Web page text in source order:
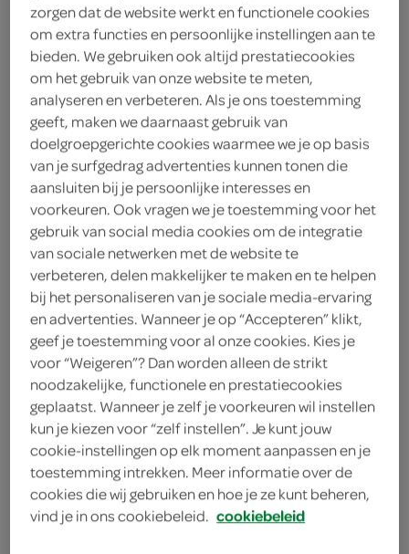
adres & contactgegevens
12658@nl.eg.group
Rijksweg A1 21 3776 PT Stroe
plan je route
bekijk meer vestigingen
KVK
aanbiedingen
zorgen dat de website werkt en functionele cookies
om extra functies en persoonlijke instellingen aan te
bieden. We gebruiken ook altijd prestatiecookies
om het gebruik van onze website te meten,
analyseren en verbeteren. Als je ons toestemming
geeft, maken we daarnaast gebruik van
doelgroepgerichte cookies waarmee we je op basis
van je surfgedrag advertenties kunnen tonen die
aansluiten bij je persoonlijke interesses en
voorkeuren. Ook vragen we je toestemming voor het
gebruik van social media cookies om de integratie
van sociale netwerken met de website te
verbeteren, delen makkelijker te maken en te helpen
bij het personaliseren van je sociale media-ervaring
en advertenties. Wanneer je op “Accepteren” klikt,
geef je toestemming voor al onze cookies. Kies je
voor “Weigeren”? Dan worden alleen de strikt
noodzakelijke, functionele en prestatiecookies
geplaatst. Wanneer je zelf je voorkeuren wil instellen
kun je kiezen voor “zelf instellen”. Je kunt jouw
cookie-instellingen op elk moment aanpassen en je
toestemming intrekken. Meer informatie over de
cookies die wij gebruiken en hoe je ze kunt beheren,
vind je in ons cookiebeleid. cookiebeleid